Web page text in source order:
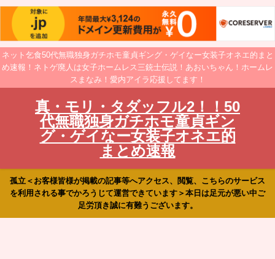
ネット乞食50代無職独身ガチホモ童貞ギング・ゲイなー女装子オネエ的まと
め速報！ネトゲ廃人は女子ホームレス三銃士伝説！あおいちゃん！ホームレ
スまなみ！愛内アイラ応援してます！
真・モリ・タダッフル2！！50
代無職独身ガチホモ童貞ギン
グ・ゲイなー女装子オネエ的
まとめ速報
孤立＜お客様皆様が掲載の記事等へアクセス、閲覧、こちらのサービス
を利用される事でかろうじて運営できています＞本日は足元が悪い中ご
足労頂き誠に有難うございます。